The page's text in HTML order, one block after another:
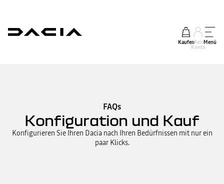
KaufenMein
Konto
Menü
FAQs
Konfiguration und Kauf
Konfigurieren Sie Ihren Dacia nach Ihren Bedürfnissen mit nur ein
paar Klicks.